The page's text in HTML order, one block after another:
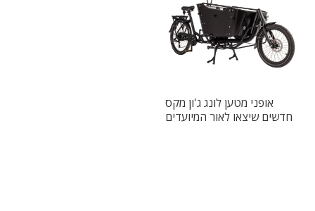
אופני מטען לונג ג'ון מקס
חדשים שיצאו לאור המיועדים